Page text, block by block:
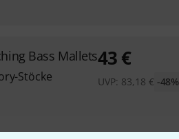
Bass Mallets
Stöcke
43€
UVP: 83,18 € -48%